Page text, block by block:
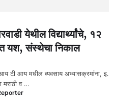
येथील विद्यार्थ्यांचे, १२
यश, संस्थेचा निकाल
आय मधील व्यवसाय अभ्यासक्रमांना, इ.
मराठी व …